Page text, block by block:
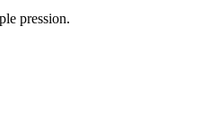
pression.